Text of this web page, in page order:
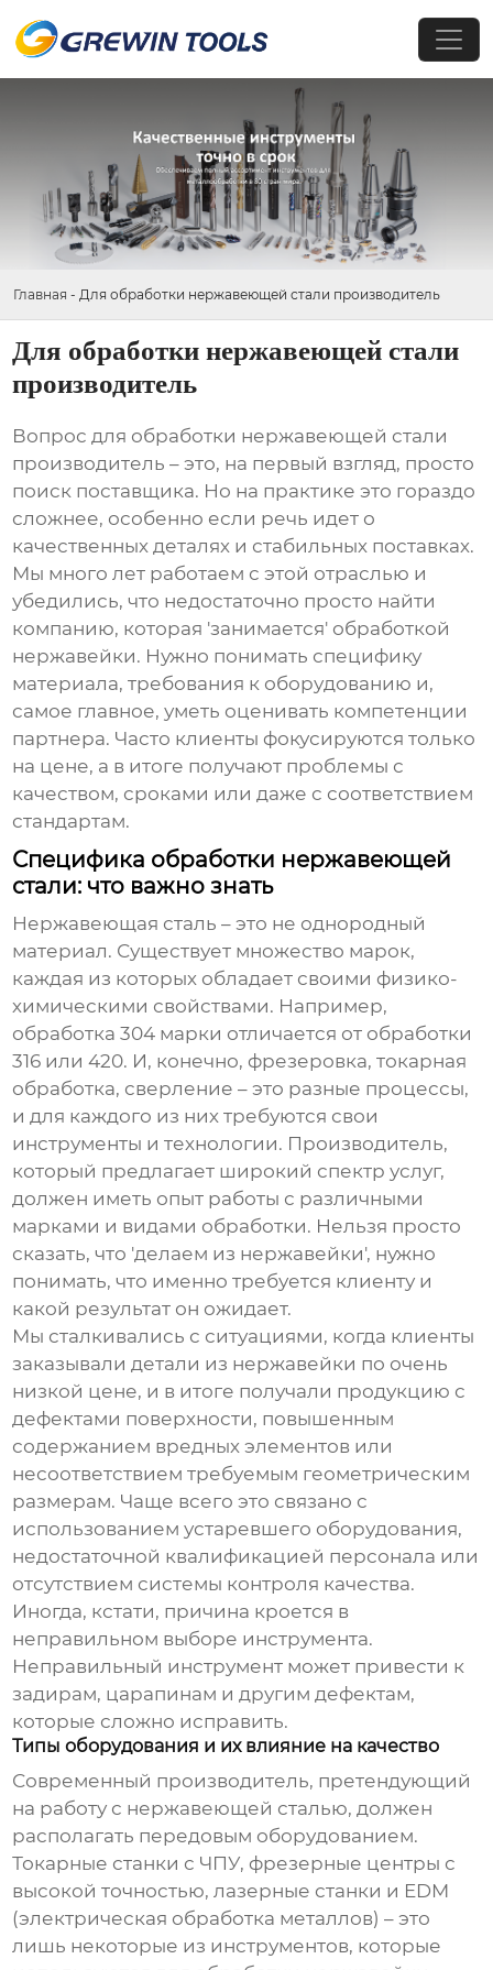
Главная - Для обработки нержавеющей стали производитель
Для обработки нержавеющей стали
производитель
Вопросдля обработки нержавеющей стали
производитель – это, на первый взгляд, просто
поиск поставщика. Но на практике это гораздо
сложнее, особенно если речь идет о
качественных деталях и стабильных поставках.
Мы много лет работаем с этой отраслью и
убедились, что недостаточно просто найти
компанию, которая 'занимается' обработкой
нержавейки. Нужно понимать специфику
материала, требования к оборудованию и,
самое главное, уметь оценивать компетенции
партнера. Часто клиенты фокусируются только
на цене, а в итоге получают проблемы с
качеством, сроками или даже с соответствием
стандартам.
Специфика обработки нержавеющей
стали: что важно знать
Нержавеющая сталь – это не однородный
материал. Существует множество марок,
каждая из которых обладает своими физико-
химическими свойствами. Например,
обработка 304 марки отличается от обработки
316 или 420. И, конечно, фрезеровка, токарная
обработка, сверление – это разные процессы,
и для каждого из них требуются свои
инструменты и технологии. Производитель,
который предлагает широкий спектр услуг,
должен иметь опыт работы с различными
марками и видами обработки. Нельзя просто
сказать, что 'делаем из нержавейки', нужно
понимать, что именно требуется клиенту и
какой результат он ожидает.
Мы сталкивались с ситуациями, когда клиенты
заказывали детали из нержавейки по очень
низкой цене, и в итоге получали продукцию с
дефектами поверхности, повышенным
содержанием вредных элементов или
несоответствием требуемым геометрическим
размерам. Чаще всего это связано с
использованием устаревшего оборудования,
недостаточной квалификацией персонала или
отсутствием системы контроля качества.
Иногда, кстати, причина кроется в
неправильном выборе инструмента.
Неправильный инструмент может привести к
задирам, царапинам и другим дефектам,
которые сложно исправить.
Типы оборудования и их влияние на качество
Современный производитель, претендующий
на работу с нержавеющей сталью, должен
располагать передовым оборудованием.
Токарные станки с ЧПУ, фрезерные центры с
высокой точностью, лазерные станки и EDM
(электрическая обработка металлов) – это
лишь некоторые из инструментов, которые